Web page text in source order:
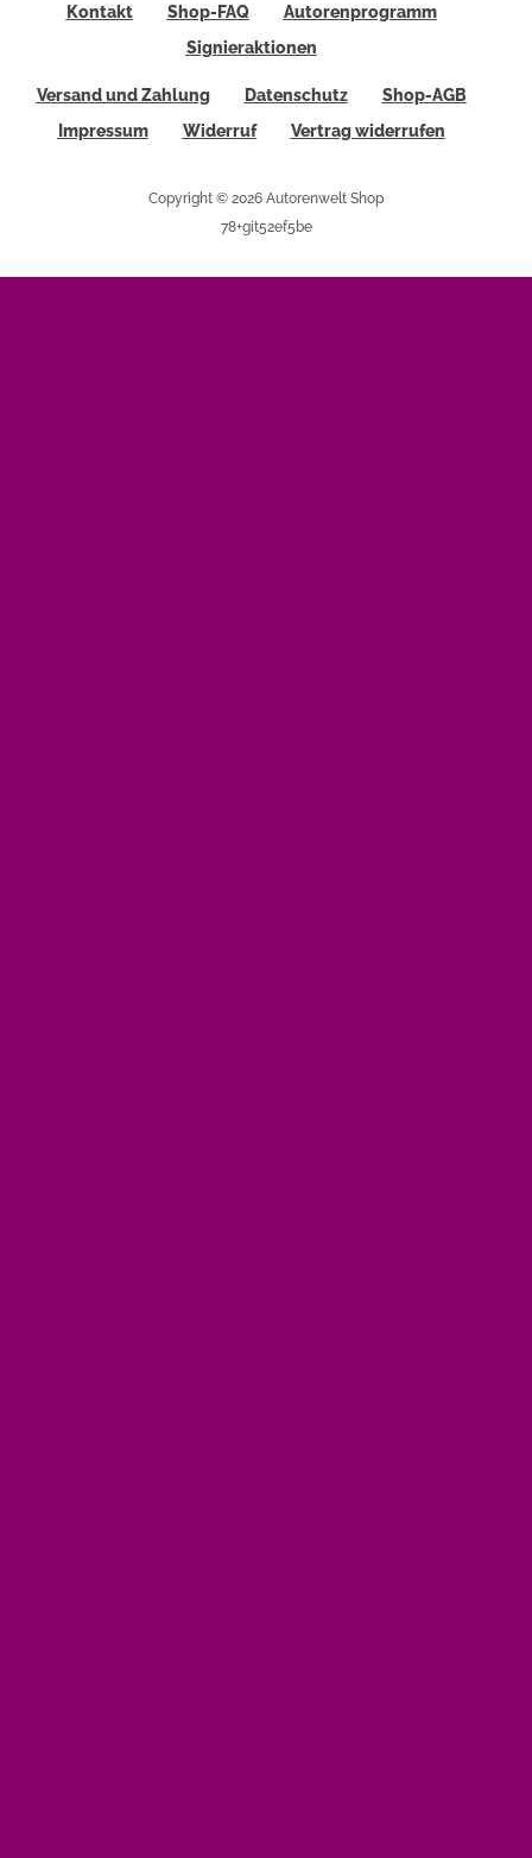
Kontakt Shop-FAQ
Autorenprogramm
Signieraktionen
Versand und Zahlung Datenschutz
Shop-AGB
Impressum
Widerruf Vertrag widerrufen
Copyright © 2026 Autorenwelt Shop
78+git52ef5be